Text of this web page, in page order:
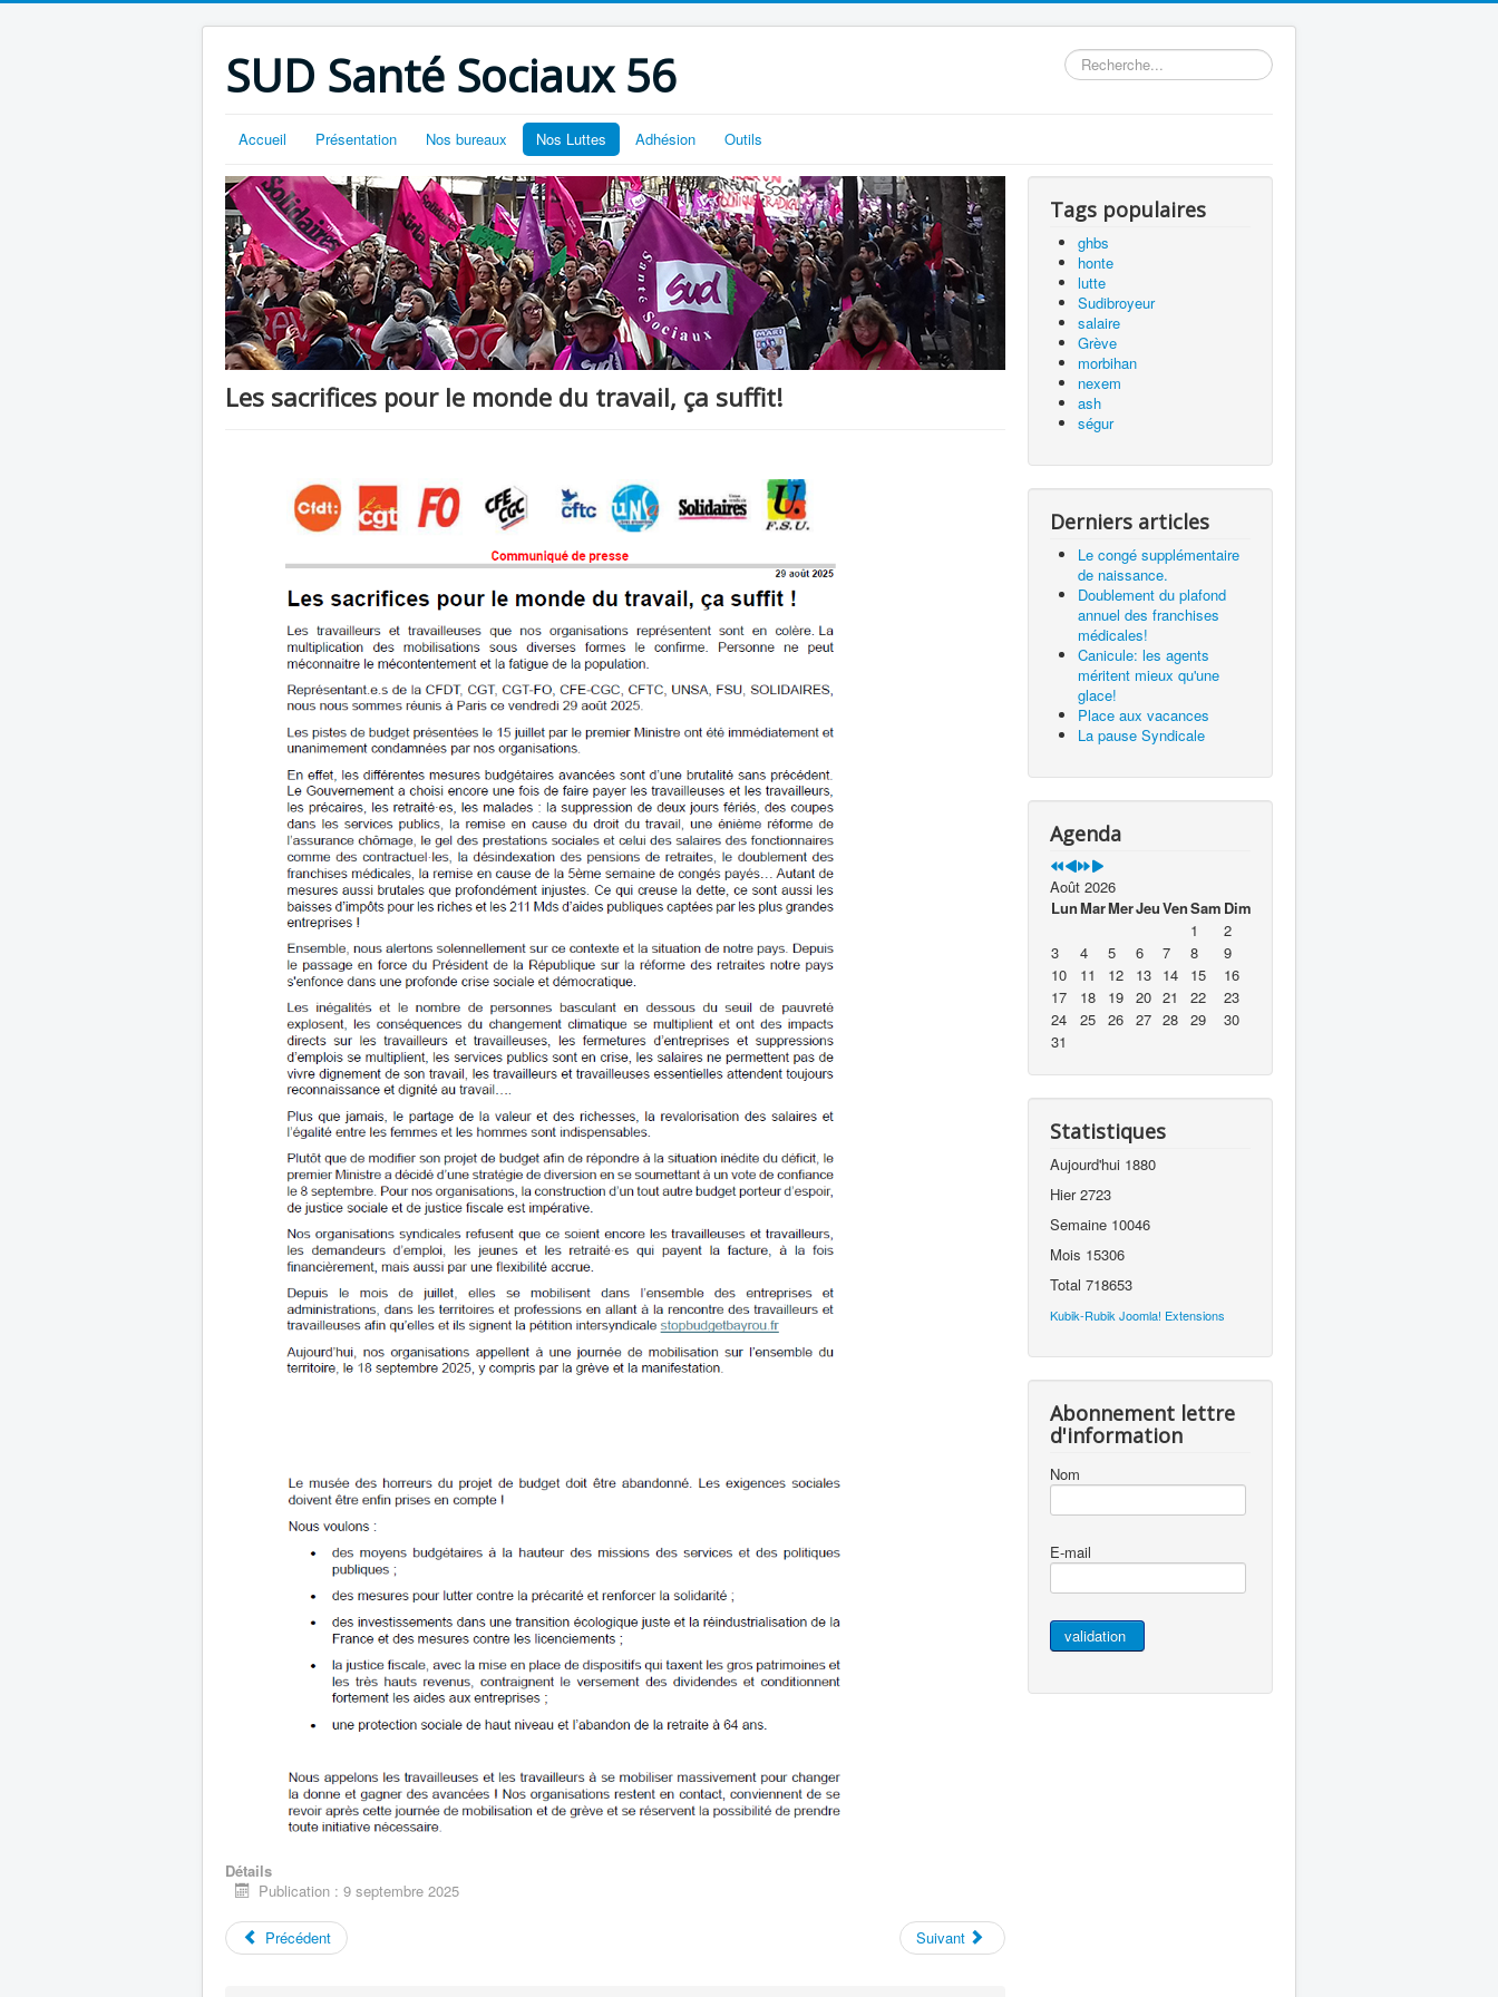
SUD Santé Sociaux 56 Rechercher
Accueil Présentation Nos bureaux Nos Luttes Adhésion Outils
Les sacrifices pour le monde du travail, ça suffit!
Détails
Publication : 9 septembre 2025
Précédent Suivant
Tags populaires
ghbs
honte
lutte
Sudibroyeur
salaire
Grève
morbihan
nexem
ash
ségur
Derniers articles
Le congé supplémentaire
de naissance.
Doublement du plafond
annuel des franchises
médicales!
Canicule: les agents
méritent mieux qu'une
glace!
Place aux vacances
La pause Syndicale
Agenda
Août 2026
LunMarMerJeuVenSam Dim
1
2
3
4 5 6 7 8
9
10
11 12 13 14 15
16
17
18 19 20 21 22
23
24
25 26 27 28 29
30
31
Statistiques
Aujourd'hui 1880
Hier2723
Semaine 10046
Mois 15306
Total 718653
Kubik-Rubik Joomla! Extensions
Abonnement lettre
d'information
Nom
E-mail